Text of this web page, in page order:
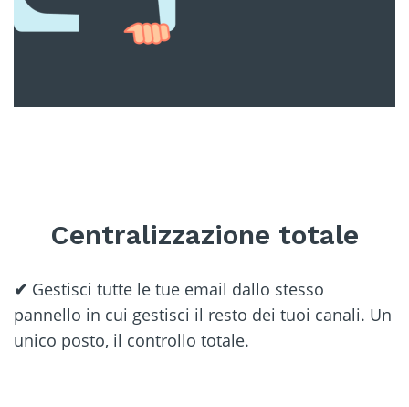
Centralizzazione totale
✔ Gestisci tutte le tue email dallo stesso
pannello in cui gestisci il resto dei tuoi canali. Un
unico posto, il controllo totale.